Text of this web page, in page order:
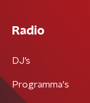
Radio
DJ’s
Programma's